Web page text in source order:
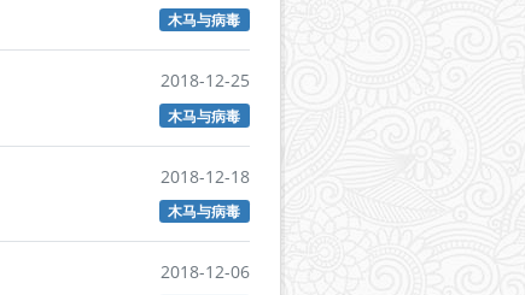
木马与病毒
2018-12-25
木马与病毒
2018-12-18
木马与病毒
2018-12-06